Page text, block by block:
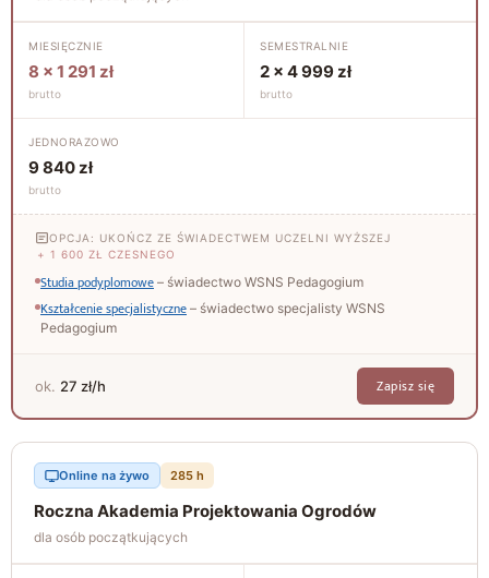
MIESIĘCZNIE
8 × 1 291 zł
brutto
SEMESTRALNIE
2 × 4 999 zł
brutto
JEDNORAZOWO
9 840 zł
brutto
OPCJA: UKOŃCZ ZE ŚWIADECTWEM UCZELNI WYŻSZEJ
+ 1 600 ZŁ CZESNEGO
Studia podyplomowe – świadectwo WSNS Pedagogium
Kształcenie specjalistyczne – świadectwo specjalisty WSNS
Pedagogium
ok. 27 zł/h Zapisz się
Online na żywo 285 h
Roczna Akademia Projektowania Ogrodów
dla osób początkujących